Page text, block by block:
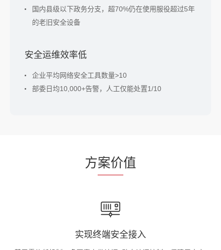
国内县级以下政务分支，超70%仍在使用服役超过5年
的老旧安全设备
安全运维效率低
企业平均网络安全工具数量>10
部委日均10,000+告警，人工仅能处置1/10
方案价值
实现终端安全接入